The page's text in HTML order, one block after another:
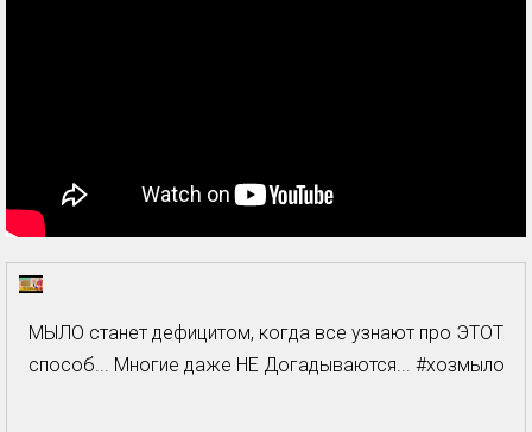
МЫЛО станет дефицитом, когда все узнают про ЭТОТ
способ... Многие даже НЕ Догадываются... #хозмыло